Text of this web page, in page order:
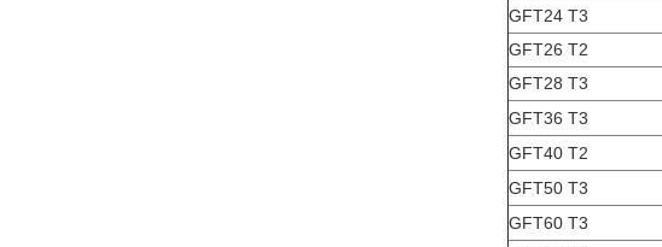
GFT24 T3
GFT26 T2
GFT28 T3
GFT36 T3
GFT40 T2
GFT50 T3
GFT60 T3